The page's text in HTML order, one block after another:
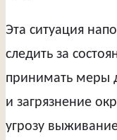
Эта ситуация
следить за
принимать меры
и загрязнение
угрозу